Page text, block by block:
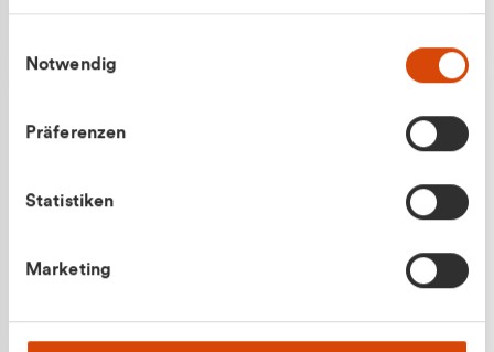
zusammen, die Sie ihnen bereitgestellt haben oder
gesammelt haben.
Notwendig
Präferenzen
Statistiken
Marketing